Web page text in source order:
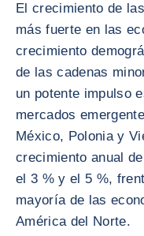
El crecimiento de
más fuerte en las
crecimiento
de las cadenas
un potente impulso
mercados
México, Polonia y
crecimiento anual
el 3 % y el 5 %,
mayoría de las
América del Norte.